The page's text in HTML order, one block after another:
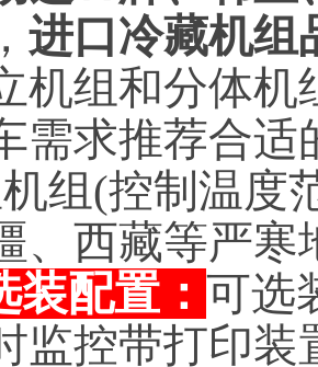
进口冷藏机组
机组和分体机
需求推荐合适
组(控制温
、西藏等严寒
装配置： 可选
监控带打印